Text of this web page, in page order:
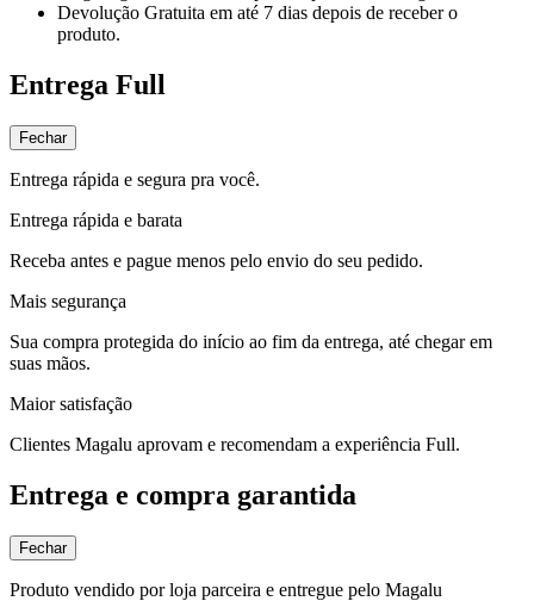
Devolução Gratuita em até 7 dias depois de receber o
produto.
Entrega Full
Fechar
Entrega rápida e segura pra você.
Entrega rápida e barata
Receba antes e pague menos pelo envio do seu pedido.
Mais segurança
Sua compra protegida do início ao fim da entrega, até chegar em
suas mãos.
Maior satisfação
Clientes Magalu aprovam e recomendam a experiência Full.
Entrega e compra garantida
Fechar
Produto vendido por loja parceira e entregue pelo Magalu